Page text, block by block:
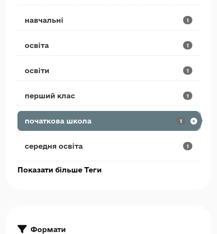
навчальні 1
освіта 1
освіти 1
перший клас 1
початкова школа 1
середня освіта 1
Показати більше Теги
Формати